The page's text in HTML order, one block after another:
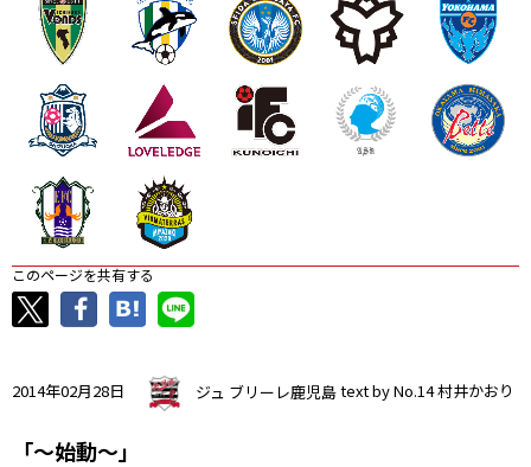
このページを共有する
2014年02月28日 ジュ ブリーレ鹿児島text by No.14 村井かおり
「～始動～」